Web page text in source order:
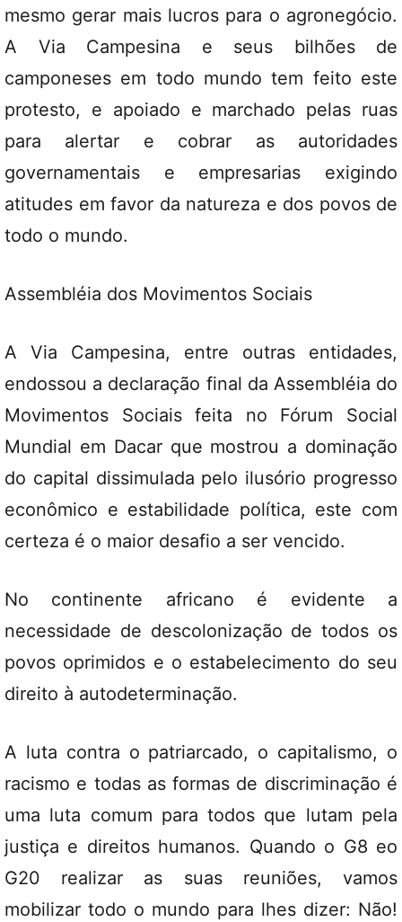
mesmo gerar mais lucros para o agronegócio.
A Via Campesina e seus bilhões de
camponeses em todo mundo tem feito este
protesto, e apoiado e marchado pelas ruas
para alertar e cobrar as autoridades
governamentais e empresarias exigindo
atitudes em favor da natureza e dos povos de
todo o mundo.
Assembléia dos Movimentos Sociais
A Via Campesina, entre outras entidades,
endossou a declaração final da Assembléia do
Movimentos Sociais feita no Fórum Social
Mundial em Dacar que mostrou a dominação
do capital dissimulada pelo ilusório progresso
econômico e estabilidade política, este com
certeza é o maior desafio a ser vencido.
No continente africano é evidente a
necessidade de descolonização de todos os
povos oprimidos e o estabelecimento do seu
direito à autodeterminação.
A luta contra o patriarcado, o capitalismo, o
racismo e todas as formas de discriminação é
uma luta comum para todos que lutam pela
justiça e direitos humanos. Quando o G8 eo
G20 realizar as suas reuniões, vamos
mobilizar todo o mundo para lhes dizer: Não!